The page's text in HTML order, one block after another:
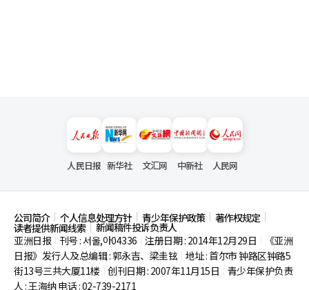
人民日报 新华社 文汇网 中新社 人民网
公司简介 个人信息处理方针 青少年保护政策 著作权规定
读者提供新闻线索
新闻稿件投诉负责人
亚洲日报
刊号 : 서울,아04336 注册日期 : 2014年12月29日
《亚洲
日报》发行人及总编辑 : 郭永吉、梁圭铉 地址 : 首尔市钟路区钟路5
街13号三共大厦11楼 创刊日期 : 2007年11月15日
青少年保护负责
人 : 王海纳 电话 : 02-739-2171